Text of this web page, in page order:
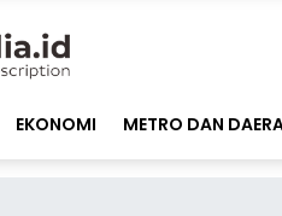
EKONOMI METRO DAN